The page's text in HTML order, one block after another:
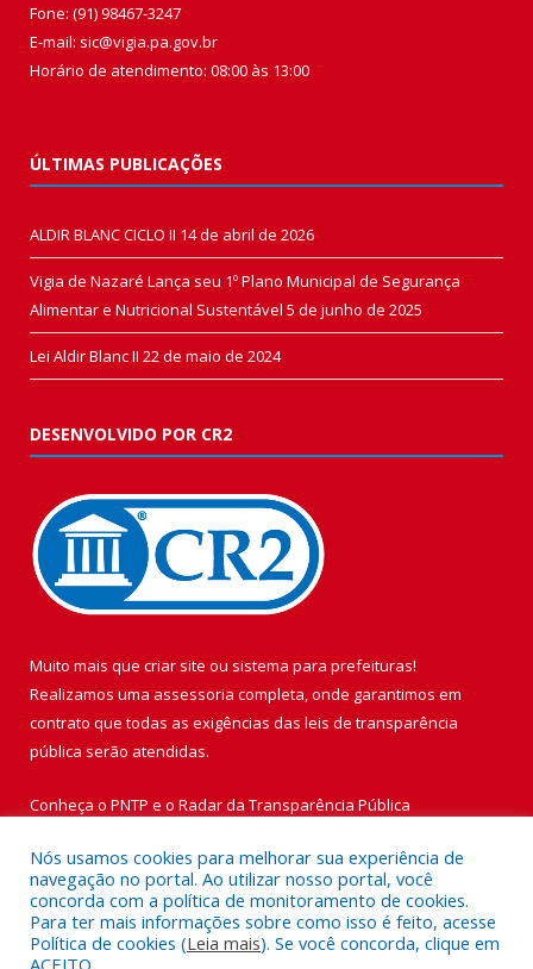
Fone: (91) 98467-3247
E-mail: sic@vigia.pa.gov.br
Horário de atendimento: 08:00 às 13:00
ÚLTIMAS PUBLICAÇÕES
ALDIR BLANC CICLO II 14 de abril de 2026
Vigia de Nazaré Lança seu 1º Plano Municipal de Segurança
Alimentar e Nutricional Sustentável 5 de junho de 2025
Lei Aldir Blanc II 22 de maio de 2024
DESENVOLVIDO POR CR2
Muito mais que criar site ou sistema para prefeituras!
Realizamos uma assessoria completa, onde garantimos em
contrato que todas as exigências das leis de transparência
pública serão atendidas.
Conheça o PNTP e o Radar da Transparência Pública
Todos os direitos reservados a Prefeitura Municipal de Vigia de
Nazaré.
Nós usamos cookies para melhorar sua experiência de
navegação no portal. Ao utilizar nosso portal, você
concorda com a política de monitoramento de cookies.
Para ter mais informações sobre como isso é feito, acesse
Política de cookies (Leia mais). Se você concorda, clique em
ACEITO.